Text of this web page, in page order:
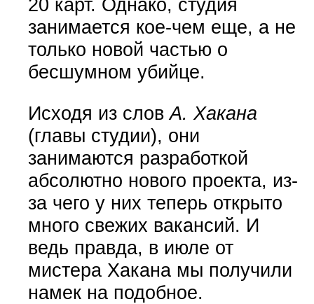
20 карт. Однако, студия
занимается кое-чем еще, а не
только новой частью о
бесшумном убийце.
Исходя из словА. Хакана
(главы студии), они
занимаются разработкой
абсолютно нового проекта, из-
за чего у них теперь открыто
много свежих вакансий. И
ведь правда, в июле от
мистера Хакана мы получили
намек на подобное.